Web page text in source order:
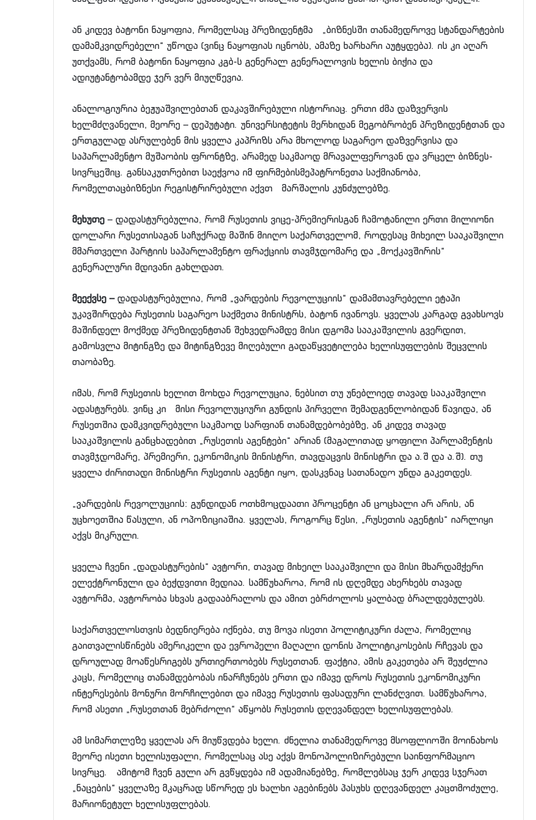
ან კიდევ ბატონი ნაყოფია, რომელსაც პრეზიდენტმა „ბიზნესში თანამედროვე სტანდარტების
დამამკვიდრებელი“ უწოდა (ვინც ნაყოფიას იცნობს, ამაზე ხარხარი აუტყდება). ის კი აღარ
უთქვამს, რომ ბატონი ნაყოფია კგბ-ს გენერალ გენერალოვის ხელის ბიჭია და
ადიუტანტობამდე ჯერ ვერ მიუღწევია.
ანალოგიურია ბეჟუაშვილებთან დაკავშირებული ისტორიაც. ერთი ძმა დაზვერვის
ხელმძღვანელი, მეორე – დეპუტატი. უნივერსიტეტის მერხიდან მეგობრობენ პრეზიდენტთან და
ერთგულად ასრულებენ მის ყველა კაპრიზს არა მხოლოდ საგარეო დაზვერვისა და
საპარლამენტო მუშაობის ფრონტზე, არამედ საკმაოდ მრავალფეროვან და ვრცელ ბიზნეს-
სივრცეშიც. განსაკუთრებით საეჭვოა იმ ფირმებისმეპატრონეთა საქმიანობა,
რომელთაცბიზნესი რეგისტრირებული აქვთ მარშალის კუნძულებზე.
მეხუთე – დადასტურებულია, რომ რუსეთის ვიცე-პრემიერისგან ჩამოტანილი ერთი მილიონი
დოლარი რუსეთისაგან საჩუქრად მაშინ მიიღო საქართველომ, როდესაც მიხეილ სააკაშვილი
მმართველი პარტიის საპარლამენტო ფრაქციის თავმჯდომარე და „მოქკავშირის“
გენერალური მდივანი გახლდათ.
მეექვსე –დადასტურებულია, რომ „ვარდების რევოლუციის“ დამამთავრებელი ეტაპი
უკავშირდება რუსეთის საგარეო საქმეთა მინისტრს, ბატონ ივანოვს. ყველას კარგად გვახსოვს
მაშინდელ მოქმედ პრეზიდენტთან შეხვედრამდე მისი დგომა სააკაშვილის გვერდით,
გამოსვლა მიტინგზე და მიტინგზევე მიღებული გადაწყვეტილება ხელისუფლების შეცვლის
თაობაზე.
იმას, რომ რუსეთის ხელით მოხდა რევოლუცია, ნებსით თუ უნებლიედ თავად სააკაშვილი
ადასტურებს. ვინც კი მისი რევოლუციური გუნდის პირველი შემადგენლობიდან წავიდა, ან
რუსეთშია დამკვიდრებული საკმაოდ სარფიან თანამდებობებზე, ან კიდევ თავად
სააკაშვილის განცხადებით „რუსეთის აგენტები“ არიან (მაგალითად ყოფილი პარლამენტის
თავმჯდომარე, პრემიერი, ეკონომიკის მინისტრი, თავდაცვის მინისტრი და ა.შ და ა.შ). თუ
ყველა ძირითადი მინისტრი რუსეთის აგენტი იყო, დასკვნაც სათანადო უნდა გაკეთდეს.
„ვარდების რევოლუციის: გუნდიდან ოთხმოცდაათი პროცენტი ან ცოცხალი არ არის, ან
უცხოეთშია წასული, ან ოპოზიციაშია. ყველას, როგორც წესი, „რუსეთის აგენტის“ იარლიყი
აქვს მიკრული.
ყველა ჩვენი „დადასტურების“ ავტორი, თავად მიხეილ სააკაშვილი და მისი მხარდამჭერი
ელექტრონული და ბეჭდვითი მედიაა. სამწუხაროა, რომ ის დღემდე ახერხებს თავად
ავტორმა, ავტორობა სხვას გადააბრალოს და ამით ებრძოლოს ყალბად ბრალდებულებს.
საქართველოსთვის ბედნიერება იქნება, თუ მოვა ისეთი პოლიტიკური ძალა, რომელიც
გაითვალისწინებს ამერიკელი და ევროპელი მაღალი დონის პოლიტიკოსების რჩევას და
დროულად მოაწესრიგებს ურთიერთობებს რუსეთთან. ფაქტია, ამის გაკეთება არ შეუძლია
კაცს, რომელიც თანამდებობას ინარჩუნებს ერთი და იმავე დროს რუსეთის ეკონომიკური
ინტერესების მონური მორჩილებით და იმავე რუსეთის ფასადური ლანძღვით. სამწუხაროა,
რომ ასეთი „რუსეთთან მებრძოლი“ აწყობს რუსეთის დღევანდელ ხელისუფლებას.
ამ სიმართლეზე ყველას არ მიუწვდება ხელი. ძნელია თანამედროვე მსოფლიოში მოინახოს
მეორე ისეთი ხელისუფალი, რომელსაც ასე აქვს მონოპოლიზირებული საინფორმაციო
სივრცე. ამიტომ ჩვენ გული არ გვწყდება იმ ადამიანებზე, რომლებსაც ჯერ კიდევ სჯერათ
„ნაცების“ ყველაზე მკაცრად სწორედ ეს ხალხი აგებინებს პასუხს დღევანდელ კაცთმოძულე,
მარიონეტულ ხელისუფლებას.